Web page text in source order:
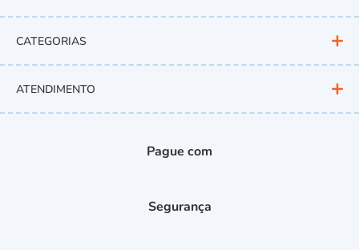
CATEGORIAS
ATENDIMENTO
Pague com
Segurança